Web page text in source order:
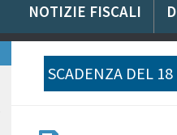
NOTIZIE FISCALI
SCADENZA DEL